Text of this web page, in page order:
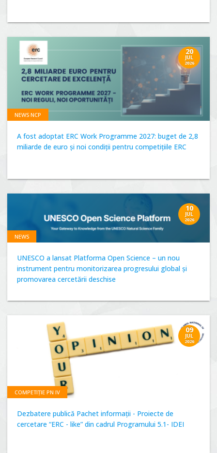
20
JUL
2026
NEWS NCP
A fost adoptat ERC Work Programme 2027: buget de 2,8
miliarde de euro și noi condiții pentru competițiile ERC
10
JUL
2026
NEWS
UNESCO a lansat Platforma Open Science – un nou
instrument pentru monitorizarea progresului global și
promovarea cercetării deschise
09
JUL
2026
COMPETIȚIE PN IV
Dezbatere publică Pachet informații - Proiecte de
cercetare “ERC - like” din cadrul Programului 5.1- IDEI